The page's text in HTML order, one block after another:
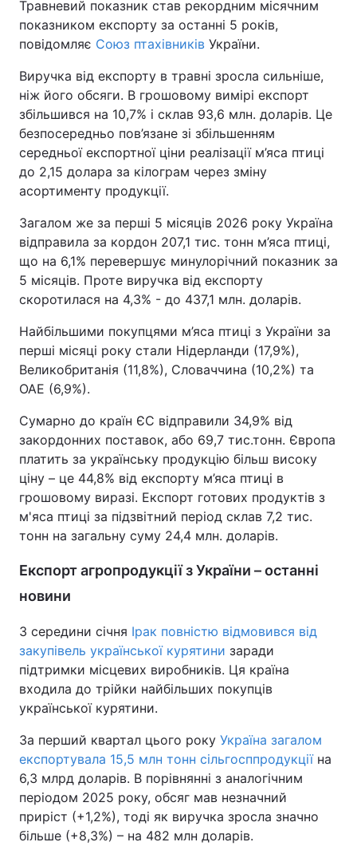
Травневий показник став рекордним місячним
показником експорту за останні 5 років,
повідомляє Союз птахівників України.
Виручка від експорту в травні зросла сильніше,
ніж його обсяги. В грошовому вимірі експорт
збільшився на 10,7% і склав 93,6 млн. доларів. Це
безпосередньо пов’язане зі збільшенням
середньої експортної ціни реалізації м’яса птиці
до 2,15 долара за кілограм через зміну
асортименту продукції.
Загалом же за перші 5 місяців 2026 року Україна
відправила за кордон 207,1 тис. тонн м’яса птиці,
що на 6,1% перевершує минулорічний показник за
5 місяців. Проте виручка від експорту
скоротилася на 4,3% - до 437,1 млн. доларів.
Найбільшими покупцями м’яса птиці з України за
перші місяці року стали Нідерланди (17,9%),
Великобританія (11,8%), Словаччина (10,2%) та
ОАЕ (6,9%).
Сумарно до країн ЄС відправили 34,9% від
закордонних поставок, або 69,7 тис.тонн. Європа
платить за українську продукцію більш високу
ціну – це 44,8% від експорту м’яса птиці в
грошовому виразі. Експорт готових продуктів з
м'яса птиці за підзвітний період склав 7,2 тис.
тонн на загальну суму 24,4 млн. доларів.
Експорт агропродукції з України – останні
новини
З середини січня Ірак повністю відмовився від
закупівель української курятини заради
підтримки місцевих виробників. Ця країна
входила до трійки найбільших покупців
української курятини.
За перший квартал цього року Україна загалом
експортувала 15,5 млн тонн сільгосппродукціїна
6,3 млрд доларів. В порівнянні з аналогічним
періодом 2025 року, обсяг мав незначний
приріст (+1,2%), тоді як виручка зросла значно
більше (+8,3%) – на 482 млн доларів.